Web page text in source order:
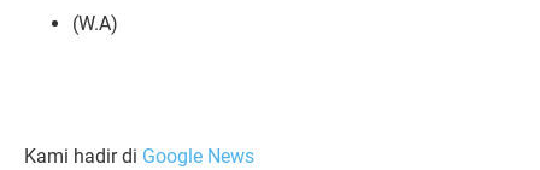
(W.A)
Kami hadir di Google News